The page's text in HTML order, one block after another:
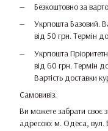
Безкоштовно за
Укрпошта Базовий.
від 50 грн. Термін
Укрпошта
від 60 грн. Термін
Вартість доставки
Самовивіз.
Ви можете забрати своє
адресою: м. Одеса, вул.